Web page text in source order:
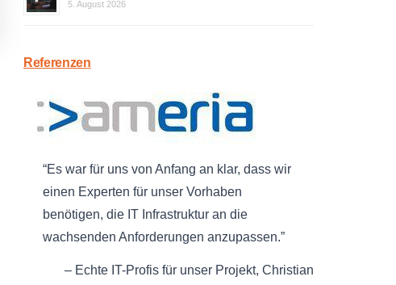
5. August 2026
Referenzen
Es war für uns von Anfang an klar, dass wir
einen Experten für unser Vorhaben
benötigen, die IT Infrastruktur an die
wachsenden Anforderungen anzupassen.
Echte IT-Profis für unser Projekt Christian